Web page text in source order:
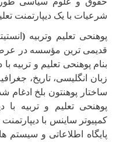
شرعیات با یک دیپارتمنت
پوهنحی تعلیم وتربیه (
قدیمی ترین مؤسسه در
بنام پوهنحی تعلیم و تربیه
زبان انگلیسی، تاریخ،
ساختار پوهنتون بلخ ادغام
پوهنحی تعلیم و تربیه با
کمپیوتر ساینس با
پایگاه اطلاعاتی و سیستم